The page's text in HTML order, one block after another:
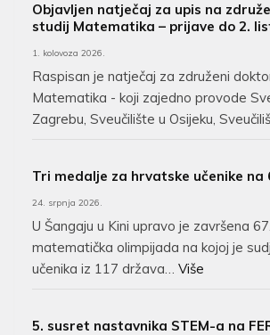
Objavljen natječaj za upis na
studij Matematika – prijave do 2.
1. kolovoza 2026.
Raspisan je natječaj za združeni
Matematika - koji zajedno provode
Zagrebu, Sveučilište u Osijeku,
Tri medalje za hrvatske učenike na
24. srpnja 2026.
U Šangaju u Kini upravo je završena
matematička olimpijada na kojoj je
učenika iz 117 država… Više
5. susret nastavnika STEM-a na